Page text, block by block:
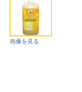
画像を見る